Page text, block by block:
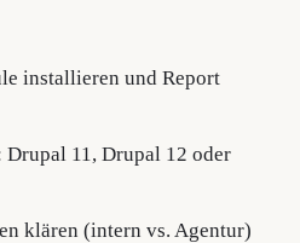
installieren und Report
11, Drupal 12 oder
klären (intern vs. Agentur)